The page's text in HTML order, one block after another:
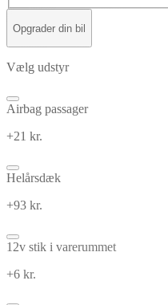
Opgrader din bil
Vælg udstyr
Airbag passager
+21 kr.
Helårsdæk
+93 kr.
12v stik i varerummet
+6 kr.